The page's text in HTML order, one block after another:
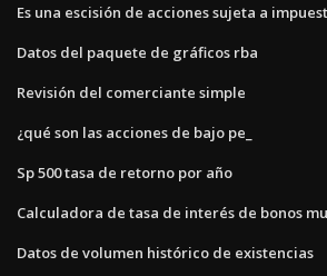
Es una escisión de acciones sujeta a
Datos del paquete de gráficos rba
Revisión del comerciante simple
¿qué son las acciones de bajo pe_
Sp 500 tasa de retorno por año
Calculadora de tasa de interés de bonos
Datos de volumen histórico de existencias